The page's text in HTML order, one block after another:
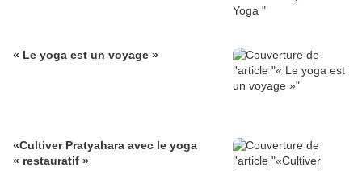
« Le yoga est un voyage »
«Cultiver Pratyahara avec le yoga
« restauratif »